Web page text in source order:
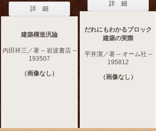
詳 細
建築構造汎論
内田祥三／著 -- 岩波書店 --
193507
（画像なし）
詳 細
だれにもわかるブロック
建築の実際
平井潔／著 -- オーム社 --
195812
（画像なし）